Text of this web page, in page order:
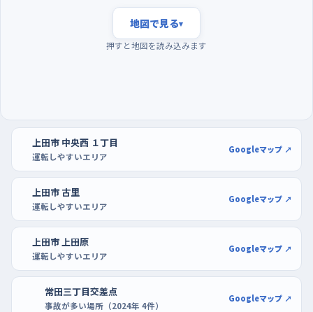
ンズの広い区画で
夕暮れどきは帰宅の車と買い物客が重なって流れが濃くなり、し
かも日が傾いて見えにくくなる時間。練習は昼前後の落ち着いた
前あたりを狙うとゆったり走れる。駐車の練習には、アリオ上田や
カインズ上田店のように区画が広くて通路にゆとりのある場所
を。空いている端のほうを選んで、切り返しとバックを何度も繰り
地図で見る▾
押すと地図を読み込みます
上田市 中央西 １丁目
運転しやすいエリア
Googleマップ ↗
上田市 古里
運転しやすいエリア
Googleマップ ↗
上田市 上田原
運転しやすいエリア
Googleマップ ↗
常田三丁目交差点
事故が多い場所（2024年 4件）
Googleマップ ↗